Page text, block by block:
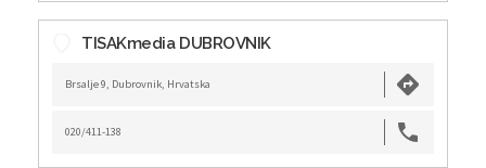
TISAKmedia DUBROVNIK
Brsalje 9, Dubrovnik, Hrvatska
020/411-138